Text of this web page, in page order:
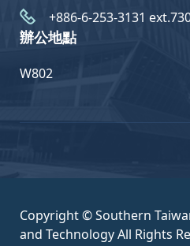
+886-6-253-3131
辦公地點
W802
Copyright © Southern
and Technology All Rights